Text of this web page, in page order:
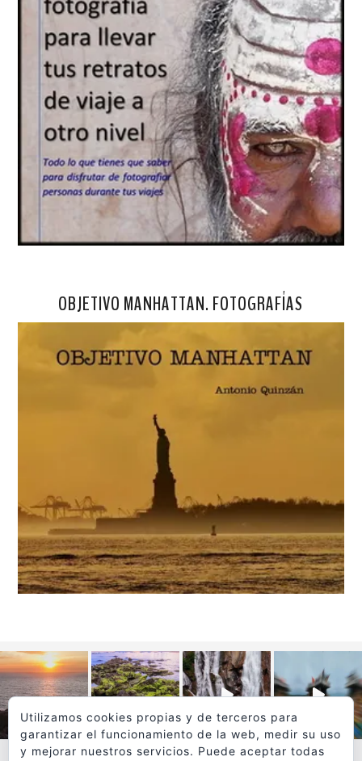
OBJETIVO MANHATTAN. FOTOGRAFÍAS
Utilizamos cookies propias y de terceros para
garantizar el funcionamiento de la web, medir su uso
y mejorar nuestros servicios. Puede aceptar todas